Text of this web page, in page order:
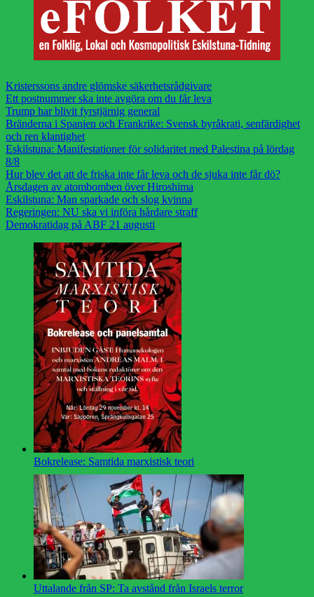
Kristerssons andre glömske säkerhetsrådgivare
Ett postnummer ska inte avgöra om du får leva
Trump har blivit fyrstjärnig general
Bränderna i Spanien och Frankrike: Svensk byråkrati, senfärdighet
och ren klantighet
Eskilstuna: Manifestationer för solidaritet med Palestina på lördag
8/8
Hur blev det att de friska inte får leva och de sjuka inte får dö?
Årsdagen av atombomben över Hiroshima
Eskilstuna: Man sparkade och slog kvinna
Regeringen: NU ska vi införa hårdare straff
Demokratidag på ABF 21 augusti
Bokrelease: Samtida marxistisk teori
Uttalande från SP: Ta avstånd från Israels terror